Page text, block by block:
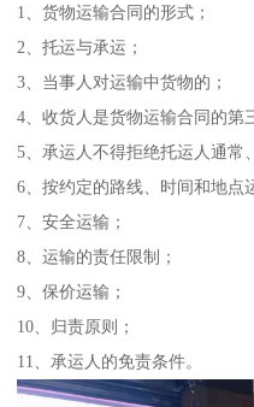
1、货物运输合同的形式；
2、托运与承运；
3、当事人对运输中货物的；
4、收货人是货物运输合同的第
5、承运人不得拒绝托运人通常
6、按约定的路线、时间和地点
7、安全运输；
8、运输的责任限制；
9、保价运输；
10、归责原则；
11、承运人的免责条件。